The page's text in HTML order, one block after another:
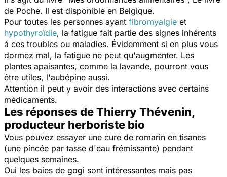
de Poche. Il est disponible en Belgique.
Pour toutes les personnes ayant fibromyalgie et
hypothyroïdie, la fatigue fait partie des signes inhérents
à ces troubles ou maladies. Évidemment si en plus vous
dormez mal, la fatigue ne peut qu'augmenter. Les
plantes apaisantes, comme la lavande, pourront vous
être utiles, l'aubépine aussi.
Attention il peut y avoir des interactions avec certains
médicaments.
Les réponses de Thierry Thévenin,
producteur herboriste bio
Vous pouvez essayer une cure de romarin en tisanes
(une pincée par tasse d'eau frémissante) pendant
quelques semaines.
Oui les baies de gogi sont intéressantes mais pas